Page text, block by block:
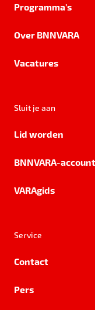
Programma's
Over BNNVARA
Vacatures
Sluit je aan
Lid worden
BNNVARA-account
VARAgids
Service
Contact
Pers